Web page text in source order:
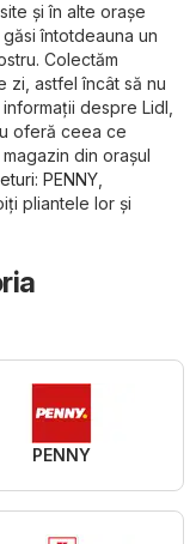
și în alte orașe
întotdeauna un
Colectăm
zi, astfel încât să nu
despre Lidl,
oferă ceea ce
din orașul
: PENNY
pliantele lor și
PENNY